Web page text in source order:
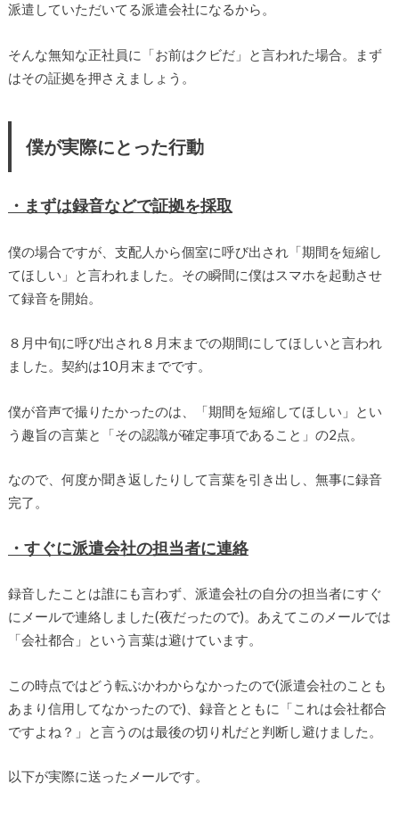
派遣していただいてる派遣会社になるから。
そんな無知な正社員に「お前はクビだ」と言われた場合。まず
はその証拠を押さえましょう。
僕が実際にとった行動
・まずは録音などで証拠を採取
僕の場合ですが、支配人から個室に呼び出され「期間を短縮し
てほしい」と言われました。その瞬間に僕はスマホを起動させ
て録音を開始。
８月中旬に呼び出され８月末までの期間にしてほしいと言われ
ました。契約は10月末までです。
僕が音声で撮りたかったのは、「期間を短縮してほしい」とい
う趣旨の言葉と「その認識が確定事項であること」の2点。
なので、何度か聞き返したりして言葉を引き出し、無事に録音
完了。
・すぐに派遣会社の担当者に連絡
録音したことは誰にも言わず、派遣会社の自分の担当者にすぐ
にメールで連絡しました(夜だったので)。あえてこのメールでは
「会社都合」という言葉は避けています。
この時点ではどう転ぶかわからなかったので(派遣会社のことも
あまり信用してなかったので)、録音とともに「これは会社都合
ですよね？」と言うのは最後の切り札だと判断し避けました。
以下が実際に送ったメールです。